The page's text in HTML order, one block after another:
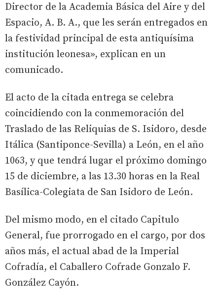
Director de la Academia Básica del Aire y del
Espacio, A. B. A., que les serán entregados en
la festividad principal de esta antiquísima
institución leonesa», explican en un
comunicado.
El acto de la citada entrega se celebra
coincidiendo con la conmemoración del
Traslado de las Reliquias de S. Isidoro, desde
Itálica (Santiponce-Sevilla) a León, en el año
1063, y que tendrá lugar el próximo domingo
15 de diciembre, a las 13.30 horas en la Real
Basílica-Colegiata de San Isidoro de León.
Del mismo modo, en el citado Capitulo
General, fue prorrogado en el cargo, por dos
años más, el actual abad de la Imperial
Cofradía, el Caballero Cofrade Gonzalo F.
González Cayón.